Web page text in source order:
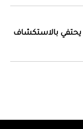
يحتفي بالاستكشاف